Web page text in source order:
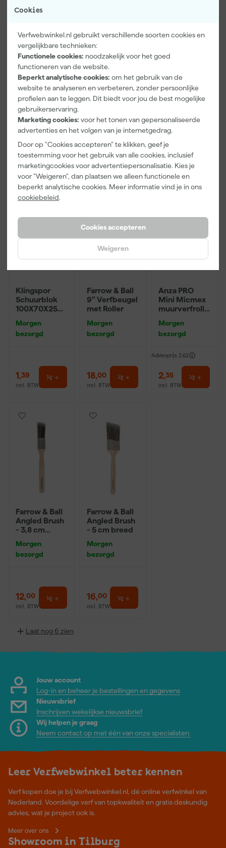
Cookies
Verfwebwinkel.nl gebruikt verschillende soorten cookies en
vergelijkbare technieken:
Functionele cookies: noodzakelijk voor het goed
functioneren van de website.
Beperkt analytische cookies: om het gebruik van de
website te analyseren en verbeteren, zonder persoonlijke
profielen aan te leggen. Dit biedt voor jou de best mogelijke
gebruikerservaring.
Marketing cookies: voor het tonen van gepersonaliseerde
advertenties en het volgen van je internetgedrag.
Door op "Cookies accepteren" te klikken, geef je
toestemming voor het gebruik van alle cookies, inclusief
marketingcookies voor advertentiepersonalisatie. Kies je
voor "Weigeren", dan plaatsen we alleen functionele en
beperkt analytische cookies. Meer informatie vind je in ons
cookiebeleid.
Cookies accepteren
Weigeren
Kip Tape
3307-24
Smooth-Tec
Afplaktape
Buitengebruik
- 24mm x
50m
Morgen
bezorgd
5,28
incl. BTW
Farrow & Ball
F&B
Kleurenwaaie
r
Morgen
22,00
incl. BTW
And Go
Verfbak -
12cm Roller -
Inzetbakken
Morgen
3, 99
incl. BTW
Klingspor
Schuurblok
100X70X25m
P220
Morgen
bezorgd
1,39
incl. BTW
Farrow & Ball
9" Verfbeugel
met Roller
Morgen
bezorgd
18,00
incl. BTW
Anza PRO
Mini Micmex
muurverfrolle
Morgen
bezorgd
Adviesprijs 2,62
2,35
incl. BTW
Farrow & Ball
Angled Brush
- 3,8 cm
Morgen
bezorgd
12,00
incl. BTW
Farrow & Ball
Angled Brush
- 5 cm breed
Morgen
bezorgd
16,00
incl. BTW
Laat nog 6 zien
Jouw account
Log-in en beheer je bestellingen en gegevens
Nieuwsbrief
Inschrijven wekelijkse nieuwsbrief
Wij helpen je graag
Neem contact op met één van onze specialisten.
Leer Verfwebwinkel beter kennen
Verf kopen doe je bij Verfwebwinkel.nl, dé online verfwinkel van
Nederland. Voordelige verf van topkwaliteit en gratis deskundig
advies, wat je project ook is.
Meer over ons
Showroom in Tilburg